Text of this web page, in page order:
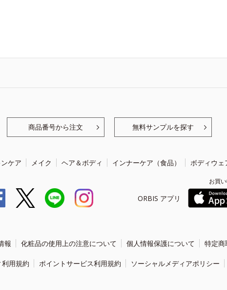
商品番号から注文 無料サンプルを探す
ケア メイク ヘア＆ボディ インナーケア（食品） ボディウェ
ORBIS アプリ
お買
報 化粧品の使用上の注意について 個人情報保護について 特定商
用規約 ポイントサービス利用規約 ソーシャルメディアポリシー